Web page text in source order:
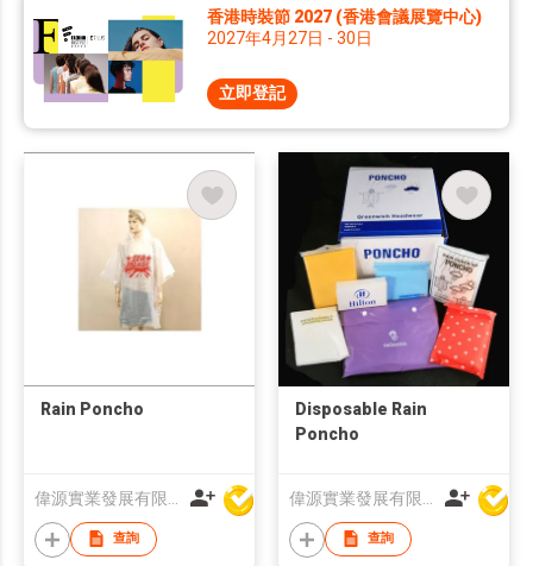
香港時裝節 2027 (香港會議展覽中心)
2027年4月27日 - 30日
立即登記
Rain Poncho
查詢
Disposable Rain
Poncho
查詢